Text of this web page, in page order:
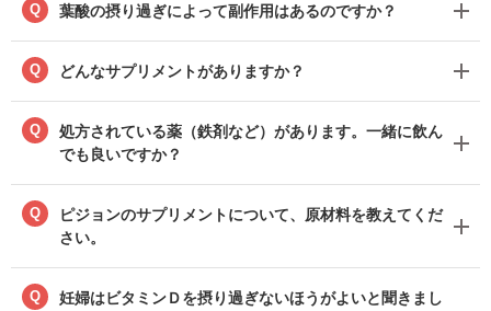
Q 葉酸の摂り過ぎによって副作用はあるのですか？
Q どんなサプリメントがありますか？
Q
処方されている薬（鉄剤など）があります。一緒に飲ん
でも良いですか？
Q
ピジョンのサプリメントについて、原材料を教えてくだ
さい。
Q
妊婦はビタミンＤを摂り過ぎないほうがよいと聞きまし